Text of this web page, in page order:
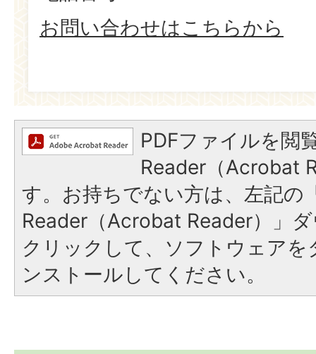
お問い合わせはこちらから
PDFファイルを閲
Reader（Acrobat
す。お持ちでない方は、左記の
Reader（Acrobat Reader）」
クリックして、ソフトウェア
ンストールしてください。